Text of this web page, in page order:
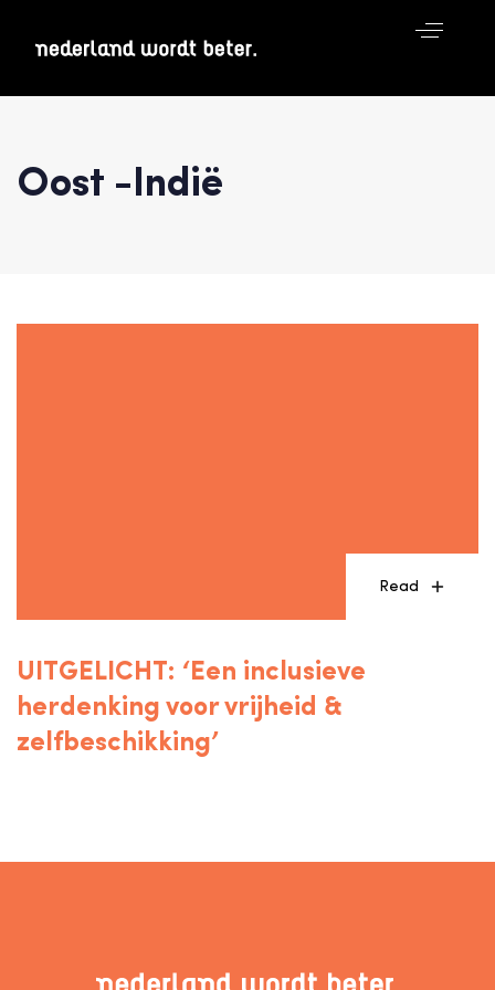
Oost -Indië
Read
UITGELICHT: ‘Een inclusieve
herdenking voor vrijheid &
zelfbeschikking’